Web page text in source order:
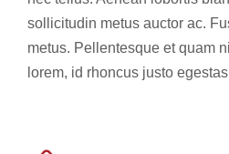
sollicitudin metus auctor ac.
metus. Pellentesque et quam
lorem, id rhoncus justo